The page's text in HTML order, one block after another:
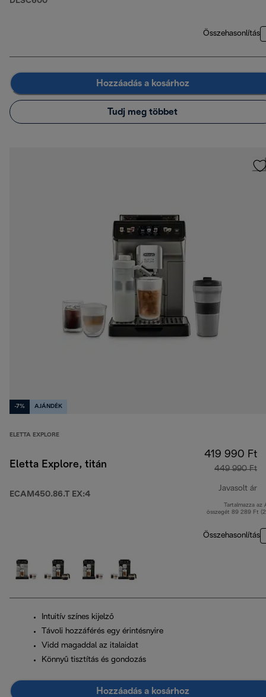
Összehasonlítás
Hozzáadás a kosárhoz
Tudj meg többet
-7% AJÁNDÉK
ELETTA EXPLORE
Eletta Explore, titán
ECAM450.86.T EX:4
419 990 Ft
449 990 Ft
Javasolt ár
Tartalmazza az
összegét 89 289 Ft
Összehasonlítás
Intuitív színes kijelző
Távoli hozzáférés egy érintésnyire
Vidd magaddal az italaidat
Könnyű tisztítás és gondozás
Hozzáadás a kosárhoz